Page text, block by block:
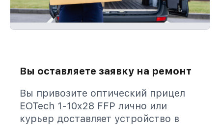
Вы оставляете заявку на ремонт
Вы привозите оптический прицел
EOTech 1-10x28 FFP лично или
курьер доставляет устройство в